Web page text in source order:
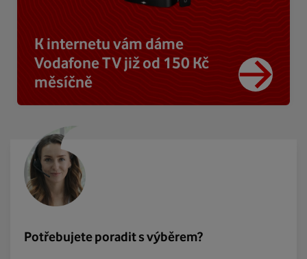
K internetu vám dáme
Vodafone TV již od 150 Kč
měsíčně
Potřebujete poradit s výběrem?